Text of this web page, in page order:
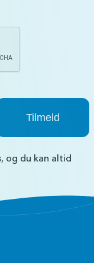
og du kan altid